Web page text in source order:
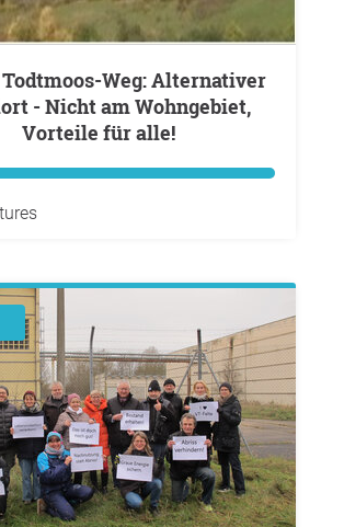
- Nicht am Wohngebiet,
Vorteile für alle!